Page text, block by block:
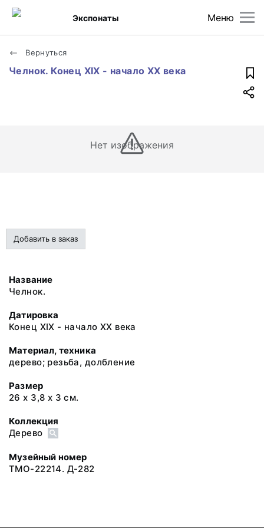
Меню
Экспонаты
Вернуться
Челнок. Конец XIX - начало XX века
Нет изображения
Добавить в заказ
Название
Челнок.
Датировка
Конец XIX - начало XX века
Материал, техника
дерево; резьба, долбление
Размер
26 х 3,8 х 3 см.
Коллекция
Дерево
Музейный номер
ТМО-22214. Д-282